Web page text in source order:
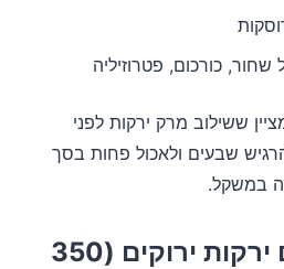
כורכום, פטרוזיליה
משנת 2007 מציין ששילוב מרק ירקות לפני
שבעים ולאכול פחות בסך
במשקל.
3. סלמון אפוי עם ירקות ירוקים (350